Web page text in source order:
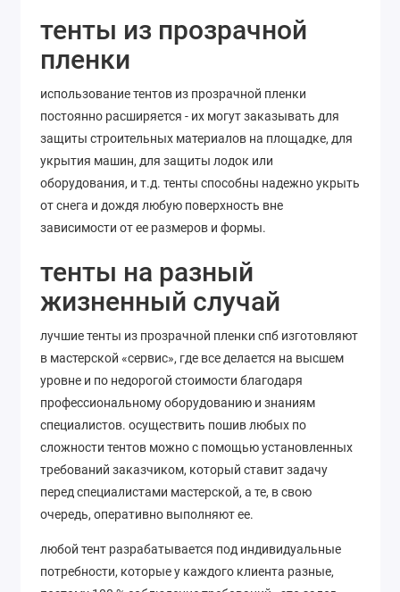
тенты из прозрачной
пленки
использование тентов из прозрачной пленки
постоянно расширяется - их могут заказывать для
защиты строительных материалов на площадке, для
укрытия машин, для защиты лодок или
оборудования, и т.д. тенты способны надежно укрыть
от снега и дождя любую поверхность вне
зависимости от ее размеров и формы.
тенты на разный
жизненный случай
лучшие тенты из прозрачной пленки спб изготовляют
в мастерской «сервис», где все делается на высшем
уровне и по недорогой стоимости благодаря
профессиональному оборудованию и знаниям
специалистов. осуществить пошив любых по
сложности тентов можно с помощью установленных
требований заказчиком, который ставит задачу
перед специалистами мастерской, а те, в свою
очередь, оперативно выполняют ее.
любой тент разрабатывается под индивидуальные
потребности, которые у каждого клиента разные,